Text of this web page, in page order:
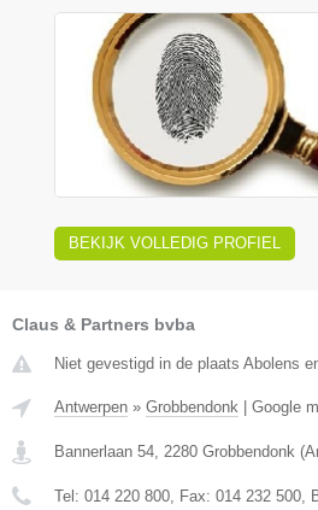
BEKIJK VOLLEDIG PROFIEL
Claus & Partners bvba
Niet gevestigd in de plaats Abolens
Antwerpen » Grobbendonk | Google
Bannerlaan 54 2280 Grobbendonk (
Tel: 014 220 800 , Fax: 014 232 500 ,